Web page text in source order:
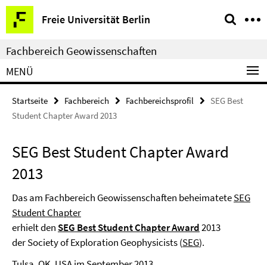
Springe
direkt
zu
Inhalt
Freie Universität Berlin
Service-
Navigation
Fachbereich Geowissenschaften
MENÜ
Startseite Fachbereich Fachbereichsprofil
SEG Best
Student Chapter Award 2013
SEG Best Student Chapter Award
2013
Das am Fachbereich Geowissenschaften beheimateteSEG
Student Chapter
erhielt den SEG Best Student Chapter Award2013
der Society of Exploration Geophysicists (SEG).